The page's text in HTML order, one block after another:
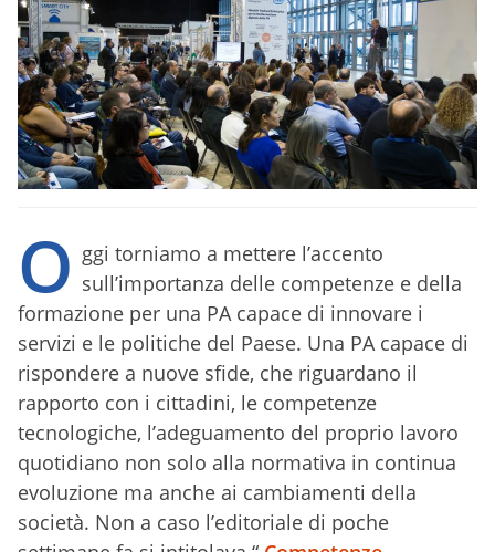
O ggi torniamo a mettere l’accento
sull’importanza delle competenze e della
formazione per una PA capace di innovare i
servizi e le politiche del Paese. Una PA capace di
rispondere a nuove sfide, che riguardano il
rapporto con i cittadini, le competenze
tecnologiche, l’adeguamento del proprio lavoro
quotidiano non solo alla normativa in continua
evoluzione ma anche ai cambiamenti della
società. Non a caso l’editoriale di poche